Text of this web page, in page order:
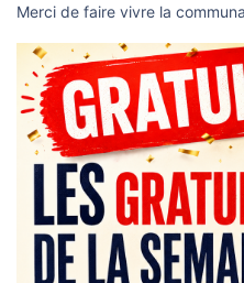
Merci de faire vivre la